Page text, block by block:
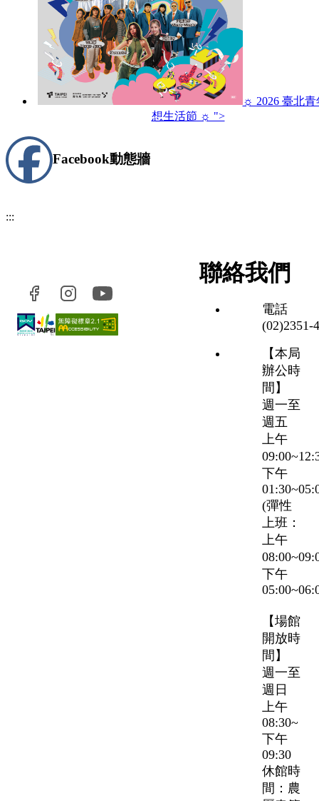
☼ 2026 臺北青
想生活節 ☼ ">
Facebook動態牆
:::
聯絡我們
電話
【本局
辦公時
間】
週一至
週五
上午
下午
(彈性
上班：
上午
下午
【場館
開放時
間】
週一至
週日
上午
08:30~
下午
09:30
休館時
間：農